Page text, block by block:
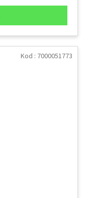
Kod : 7000051773